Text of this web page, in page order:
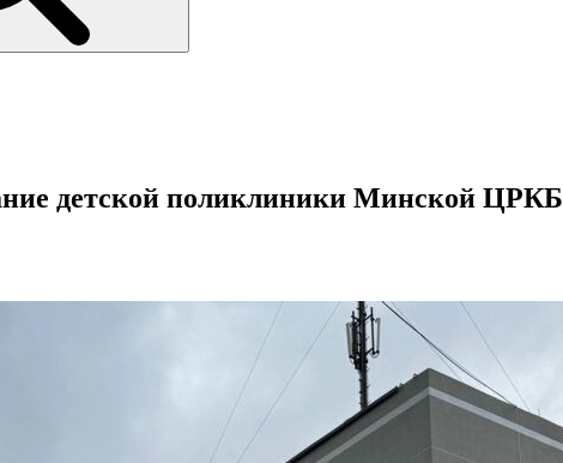
детской поликлиники Минской ЦРКБ